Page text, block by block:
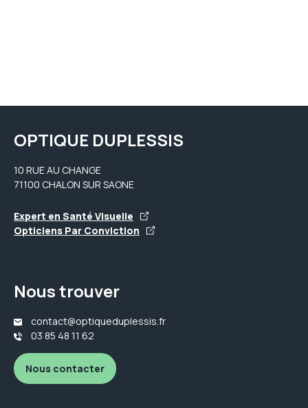
OPTIQUE DUPLESSIS
10 RUE AU CHANGE
71100 CHALON SUR SAONE
Expert en Santé Visuelle
Opticiens Par Conviction
Nous trouver
contact@optiqueduplessis.fr
03 85 48 11 62
Nous contacter